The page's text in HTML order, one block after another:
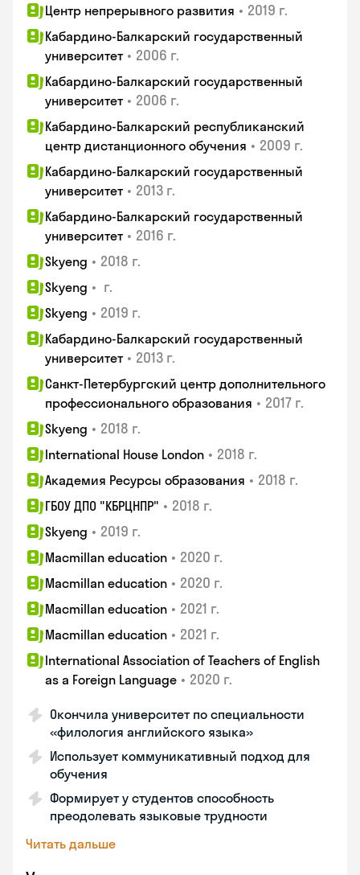
Центр непрерывного развития • 2019 г.
Кабардино-Балкарский государственный
университет • 2006 г.
Кабардино-Балкарский государственный
университет • 2006 г.
Кабардино-Балкарский республиканский
центр дистанционного обучения • 2009 г.
Кабардино-Балкарский государственный
университет • 2013 г.
Кабардино-Балкарский государственный
университет • 2016 г.
Skyeng • 2018 г.
Skyeng • г.
Skyeng • 2019 г.
Кабардино-Балкарский государственный
университет • 2013 г.
Санкт-Петербургский центр дополнительного
профессионального образования • 2017 г.
Skyeng • 2018 г.
International House London • 2018 г.
Академия Ресурсы образования • 2018 г.
ГБОУ ДПО "КБРЦНПР" • 2018 г.
Skyeng • 2019 г.
Macmillan education • 2020 г.
Macmillan education • 2020 г.
Macmillan education • 2021 г.
Macmillan education • 2021 г.
International Association of Teachers of English
as a Foreign Language • 2020 г.
Окончила университет по специальности
«филология английского языка»
Использует коммуникативный подход для
обучения
Формирует у студентов способность
преодолевать языковые трудности
Читать дальше